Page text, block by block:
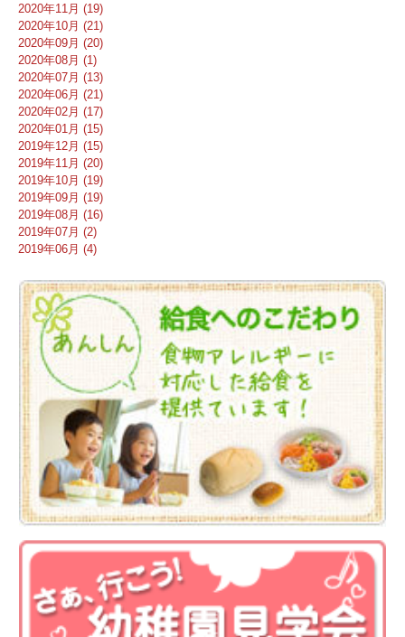
2020年11月 (19)
2020年10月 (21)
2020年09月 (20)
2020年08月 (1)
2020年07月 (13)
2020年06月 (21)
2020年02月 (17)
2020年01月 (15)
2019年12月 (15)
2019年11月 (20)
2019年10月 (19)
2019年09月 (19)
2019年08月 (16)
2019年07月 (2)
2019年06月 (4)